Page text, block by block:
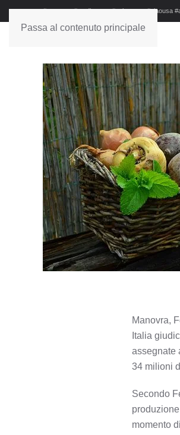
Passa al contenuto principale
#sanremo #studionews #askanews #ciaousa
Manovra,
Italia
assegnate
34 milioni
Secondo
momento